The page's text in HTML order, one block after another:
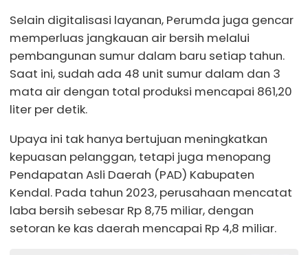
Selain digitalisasi layanan, Perumda juga gencar
memperluas jangkauan air bersih melalui
pembangunan sumur dalam baru setiap tahun.
Saat ini, sudah ada 48 unit sumur dalam dan 3
mata air dengan total produksi mencapai 861,20
liter per detik.
Upaya ini tak hanya bertujuan meningkatkan
kepuasan pelanggan, tetapi juga menopang
Pendapatan Asli Daerah (PAD) Kabupaten
Kendal. Pada tahun 2023, perusahaan mencatat
laba bersih sebesar Rp 8,75 miliar, dengan
setoran ke kas daerah mencapai Rp 4,8 miliar.